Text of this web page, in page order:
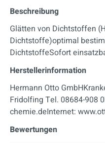
Beschreibung
Glätten von Dichtstoffen
Dichtstoffe)optimal
DichtstoffeSofort
Herstellerinformation
Hermann Otto
Fridolfing Tel. 08684-908
chemie.deInternet:
Bewertungen